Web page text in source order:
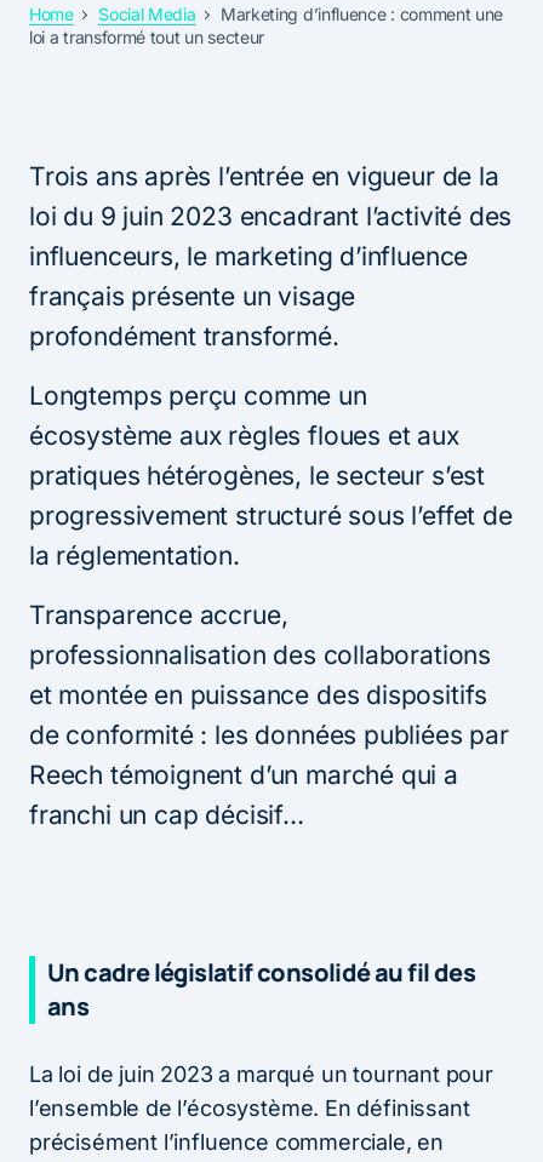
Home Social Media
Marketing d’influence : comment une
loi a transformé tout un secteur
Trois ans après l’entrée en vigueur de la
loi du 9 juin 2023 encadrant l’activité des
influenceurs, le marketing d’influence
français présente un visage
profondément transformé.
Longtemps perçu comme un
écosystème aux règles floues et aux
pratiques hétérogènes, le secteur s’est
progressivement structuré sous l’effet de
la réglementation.
Transparence accrue,
professionnalisation des collaborations
et montée en puissance des dispositifs
de conformité : les données publiées par
Reech témoignent d’un marché qui a
franchi un cap décisif…
Un cadre législatif consolidé au fil des
ans
La loi de juin 2023 a marqué un tournant pour
l’ensemble de l’écosystème. En définissant
précisément l’influence commerciale, en